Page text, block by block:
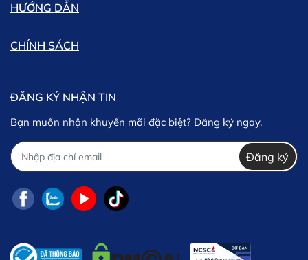
HƯỚNG DẪN
CHÍNH SÁCH
ĐĂNG KÝ NHẬN TIN
Bạn muốn nhận khuyến mãi đặc biệt? Đăng ký ngay.
Đăng ký